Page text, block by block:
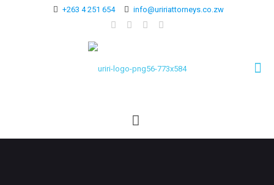
+263 4 251 654 info@uririattorneys.co.zw